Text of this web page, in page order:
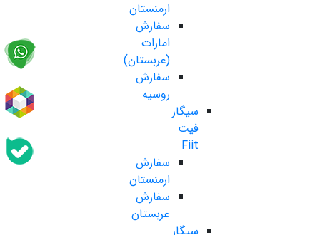
ارمنستان
سفارش
امارات
(عربستان)
سفارش
روسیه
سیگار
فیت
Fiit
سفارش
ارمنستان
سفارش
عربستان
سیگار